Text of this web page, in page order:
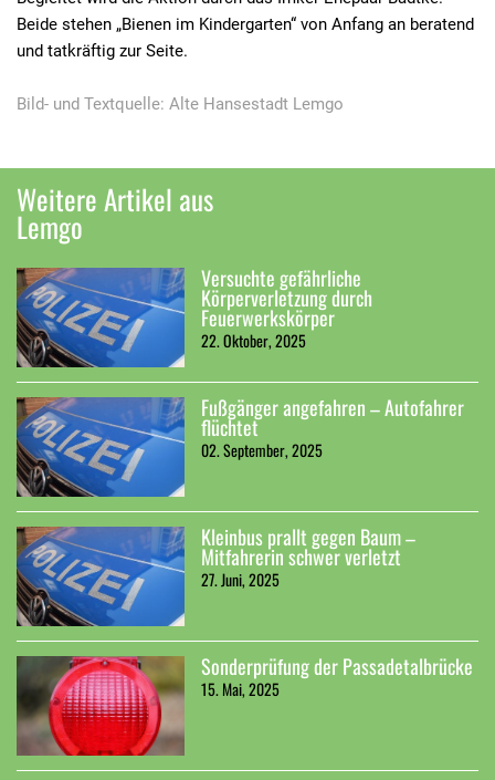
Beide stehen „Bienen im Kindergarten“ von Anfang an beratend
und tatkräftig zur Seite.
Bild- und Textquelle: Alte Hansestadt Lemgo
Weitere Artikel aus
Lemgo
Versuchte gefährliche
Körperverletzung durch
Feuerwerkskörper
22. Oktober, 2025
Fußgänger angefahren – Autofahrer
flüchtet
02. September, 2025
Kleinbus prallt gegen Baum –
Mitfahrerin schwer verletzt
27. Juni, 2025
Sonderprüfung der Passadetalbrücke
15. Mai, 2025